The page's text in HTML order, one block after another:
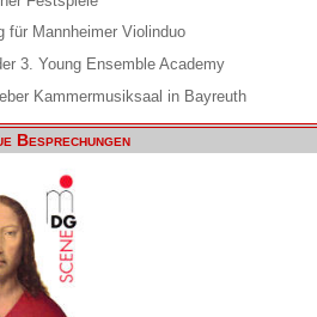
für Mannheimer Violinduo
3. Young Ensemble Academy
Kammermusiksaal in Bayreuth
Besprechungen